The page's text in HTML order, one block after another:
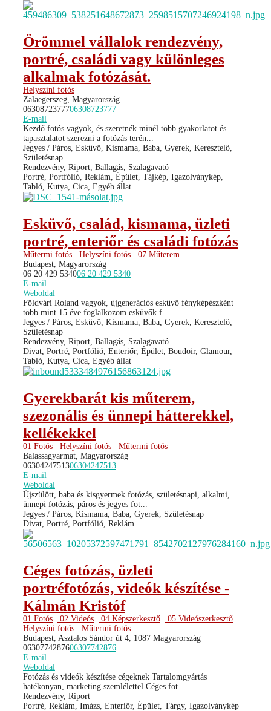
Örömmel vállalok rendezvény,
portré, családi vagy különleges
alkalmak fotózását.
Helyszíni fotós
Zalaegerszeg, Magyarország
0630872377706308723777
E-mail
Kezdő fotós vagyok, és szeretnék minél több gyakorlatot és
tapasztalatot szerezni a fotózás terén...
Jegyes / Páros, Esküvő, Kismama, Baba, Gyerek, Keresztelő,
Születésnap
Rendezvény, Riport, Ballagás, Szalagavató
Portré, Portfólió, Reklám, Épület, Tájkép, Igazolványkép,
Tabló, Kutya, Cica, Egyéb állat
Esküvő, család, kismama, üzleti
portré, enteriőr és családi fotózás
Műtermi fotós Helyszíni fotós
07 Műterem
Budapest, Magyarország
06 20 429 534006 20 429 5340
E-mail
Weboldal
Földvári Roland vagyok, újgenerációs esküvő fényképészként
több mint 15 éve foglalkozom esküvők f...
Jegyes / Páros, Esküvő, Kismama, Baba, Gyerek, Keresztelő,
Születésnap
Rendezvény, Riport, Ballagás, Szalagavató
Divat, Portré, Portfólió, Enteriőr, Épület, Boudoir, Glamour,
Tabló, Kutya, Cica, Egyéb állat
Gyerekbarát kis műterem,
szezonális és ünnepi hátterekkel,
kellékekkel
01 Fotós Helyszíni fotós
Műtermi fotós
Balassagyarmat, Magyarország
0630424751306304247513
E-mail
Weboldal
Újszülött, baba és kisgyermek fotózás, születésnapi, alkalmi,
ünnepi fotózás, páros és jegyes fot...
Jegyes / Páros, Kismama, Baba, Gyerek, Születésnap
Divat, Portré, Portfólió, Reklám
Céges fotózás, üzleti
portréfotózás, videók készítése -
Kálmán Kristóf
01 Fotós 02 Videós 04 Képszerkesztő
05 Videószerkesztő
Helyszíni fotós
Műtermi fotós
Budapest, Asztalos Sándor út 4, 1087 Magyarország
0630774287606307742876
E-mail
Weboldal
Fotózás és videók készítése cégeknek Tartalomgyártás
hatékonyan, marketing szemlélettel Céges fot...
Rendezvény, Riport
Portré, Reklám, Imázs, Enteriőr, Épület, Tárgy, Igazolványkép